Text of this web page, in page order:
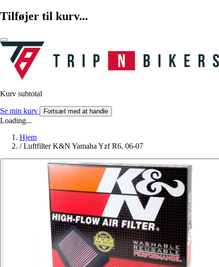
Tilføjer til kurv...
Kurv subtotal
Se min kurv Fortsæt med at handle
Loading...
Hjem
/ Luftfilter K&N Yamaha Yzf R6, 06-07